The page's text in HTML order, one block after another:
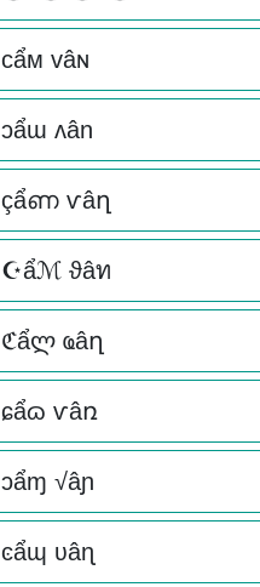
cẩм vâɴ
ɔẩɯ ʌân
çẩണ ѵâղ
☪ẩℳ ϑâท
ℭẩლ ҩâղ
ɕẩɷ ѵâռ
ɔẩɱ √âɲ
ͼẩɰ ʋâɳ